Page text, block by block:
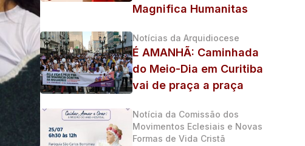
Magnifica Humanitas
Notícias da Arquidiocese
É AMANHÃ: Caminhada
do Meio-Dia em Curitiba
vai de praça a praça
Notícia da Comissão dos
Movimentos Eclesiais e Novas
Formas de Vida Cristã